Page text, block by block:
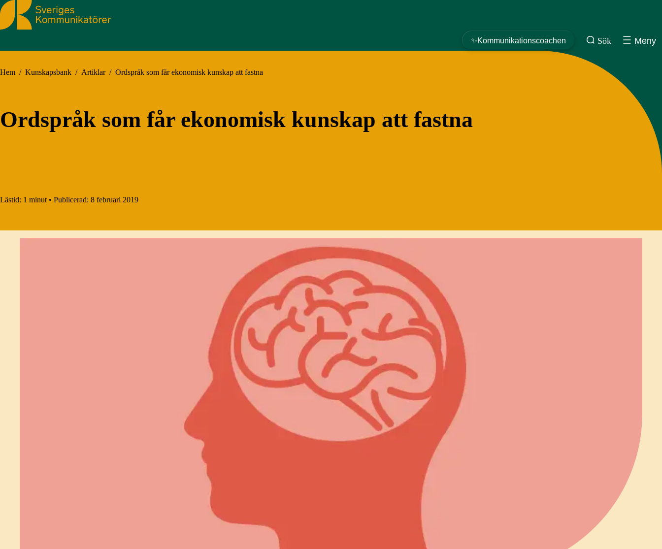
Sveriges Kommunikatörer
✨Kommunikationscoachen Sök Meny
Hem / Kunskapsbank / Artiklar / Ordspråk som får ekonomisk kunskap att fastna
Ordspråk som får ekonomisk kunskap att fastna
Lästid: 1 minut • Publicerad: 8 februari 2019